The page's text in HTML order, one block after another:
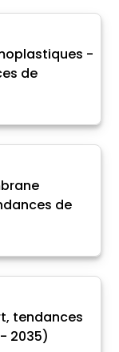
-
de
de
tendances
2035)